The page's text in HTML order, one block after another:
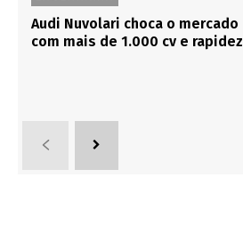
Audi Nuvolari choca o mercado
com mais de 1.000 cv e rapidez